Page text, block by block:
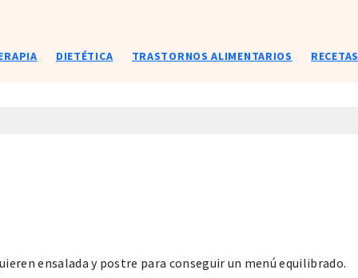
DIETÉTICA TRASTORNOS ALIMENTARIOS RECETAS
ensalada y postre para conseguir un menú equilibrado.